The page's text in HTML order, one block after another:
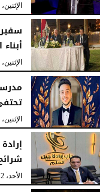
الإثنين، 3 أغسطس 2026
الإثنين، 3 أغسطس 2026
الإثنين، 3 أغسطس 2026
الأحد، 2 أغسطس 2026